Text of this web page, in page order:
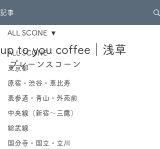
記事
ALL SCONE
東京都
原宿・渋谷・恵比寿
表参道・青山・外苑前
中央線（新宿～三鷹）
総武線
国分寺・国立・立川
ALL SCONE
up to you coffee｜浅草
プレーンスコーン